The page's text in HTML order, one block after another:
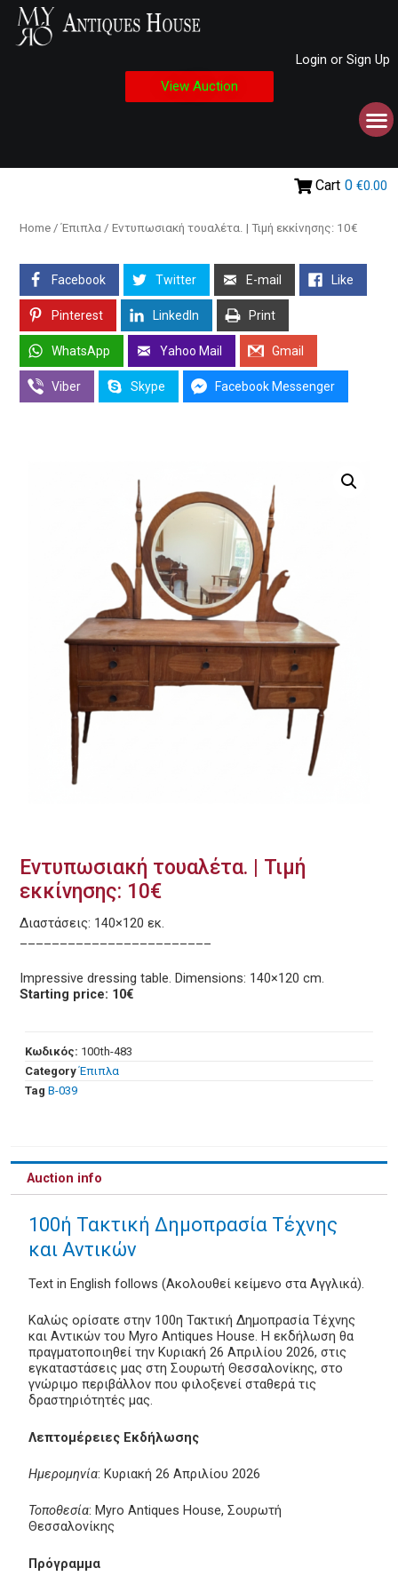
Login or Sign Up
View Auction
Cart 0 €0.00
Home /Έπιπλα / Εντυπωσιακή τουαλέτα. | Τιμή εκκίνησης: 10€
Facebook Twitter E-mail Like
Pinterest LinkedIn Print
WhatsApp Yahoo Mail Gmail
Viber Skype Facebook Messenger
Εντυπωσιακή τουαλέτα. | Τιμή
εκκίνησης: 10€
Διαστάσεις: 140×120 εκ.
Impressive dressing table. Dimensions: 140×120 cm.
Starting price: 10€
Κωδικός: 100th-483
Category Έπιπλα
Tag Β-039
Auction info
100ή Τακτική Δημοπρασία Τέχνης
και Αντικών
Text in English follows (Ακολουθεί κείμενο στα Αγγλικά).
Καλώς ορίσατε στην 100η Τακτική Δημοπρασία Τέχνης
και Αντικών του Myro Antiques House. Η εκδήλωση θα
πραγματοποιηθεί την Κυριακή 26 Απριλίου 2026, στις
εγκαταστάσεις μας στη Σουρωτή Θεσσαλονίκης, στο
γνώριμο περιβάλλον που φιλοξενεί σταθερά τις
δραστηριότητές μας.
Λεπτομέρειες Εκδήλωσης
Ημερομηνία: Κυριακή 26 Απριλίου 2026
Τοποθεσία: Myro Antiques House, Σουρωτή
Θεσσαλονίκης
Πρόγραμμα